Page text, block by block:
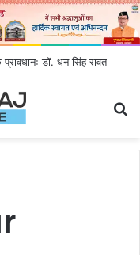
डाॅ. धन सिंह रावत